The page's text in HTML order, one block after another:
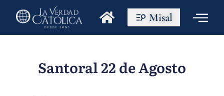
Misal
Santoral 22 de Agosto